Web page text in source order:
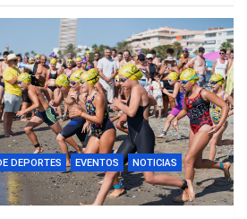
DEPORTES EVENTOS
NOTICIAS